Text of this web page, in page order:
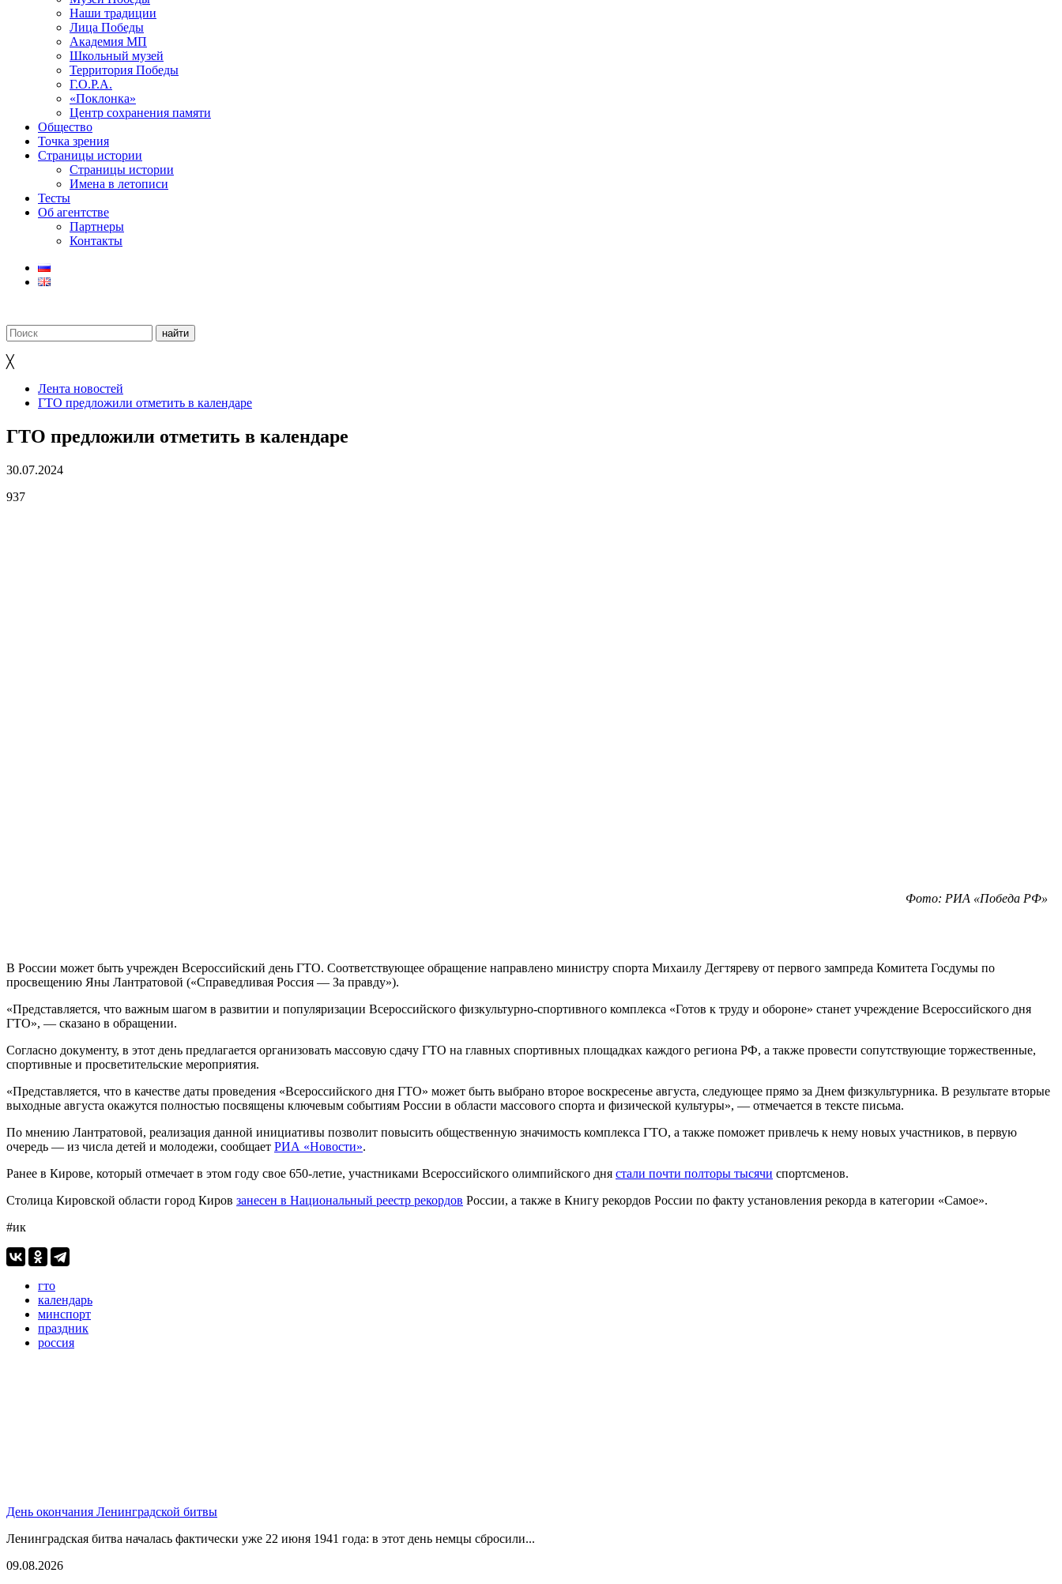
Наши традиции
Лица Победы
Академия МП
Школьный музей
Территория Победы
Г.О.Р.А.
«Поклонка»
Центр сохранения памяти
Общество
Точка зрения
Страницы истории
Страницы истории
Имена в летописи
Тесты
Об агентстве
Партнеры
Контакты
╳
Лента новостей
ГТО предложили отметить в календаре
ГТО предложили отметить в календаре
30.07.2024
937
Фото: РИА «Победа РФ»
В России может быть учрежден Всероссийский день ГТО. Соответствующее обращение направлено министру спорта Михаилу Дегтяреву от первого зампреда Комитета Госдумы по
просвещению Яны Лантратовой («Справедливая Россия — За правду»).
«Представляется, что важным шагом в развитии и популяризации Всероссийского физкультурно-спортивного комплекса «Готов к труду и обороне» станет учреждение Всероссийского дня
ГТО», — сказано в обращении.
Согласно документу, в этот день предлагается организовать массовую сдачу ГТО на главных спортивных площадках каждого региона РФ, а также провести сопутствующие торжественные,
спортивные и просветительские мероприятия.
«Представляется, что в качестве даты проведения «Всероссийского дня ГТО» может быть выбрано второе воскресенье августа, следующее прямо за Днем физкультурника. В результате вторые
выходные августа окажутся полностью посвящены ключевым событиям России в области массового спорта и физической культуры», — отмечается в тексте письма.
По мнению Лантратовой, реализация данной инициативы позволит повысить общественную значимость комплекса ГТО, а также поможет привлечь к нему новых участников, в первую
очередь — из числа детей и молодежи, сообщает РИА «Новости».
Ранее в Кирове, который отмечает в этом году свое 650-летие, участниками Всероссийского олимпийского дня стали почти полторы тысячи спортсменов.
Столица Кировской области город Киров занесен в Национальный реестр рекордов России, а также в Книгу рекордов России по факту установления рекорда в категории «Самое».
#ик
гто
календарь
минспорт
праздник
россия
День окончания Ленинградской битвы
Ленинградская битва началась фактически уже 22 июня 1941 года: в этот день немцы сбросили...
09.08.2026